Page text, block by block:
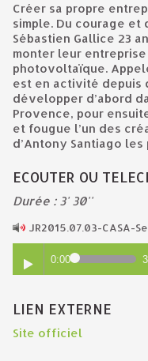
Créer sa propre entreprise n’a jamais été une chose
simple. Du courage et
Sébastien Gallice 23
monter leur
photovoltaïque.
est en activité depuis
développer d’abord
Provence, pour
et fougue l’un des
d’Antony Santiago
ECOUTER OU
Durée : 3' 30''
JR2015.07.03-CASA-
0:00
LIEN EXTERNE
Site officiel